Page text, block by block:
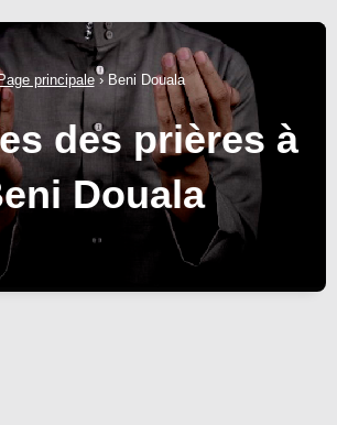
principale› Beni Douala
des prières à
Douala